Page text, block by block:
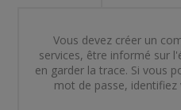
Vous devez créer un
services, être informé sur
en garder la trace. Si vous
mot de passe,